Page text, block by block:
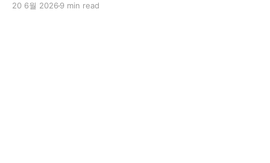
충전이 가능하고 전기 모드로만 70km 이상 주행할 수 있
20 6월 2026 9 min read